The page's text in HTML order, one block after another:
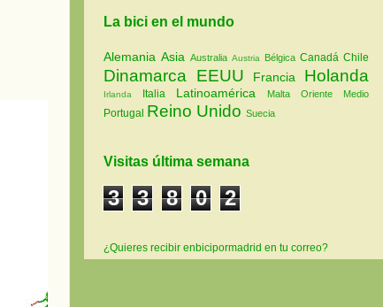
La bici en el mundo
Alemania Asia Australia Austria Bélgica Canadá Chile
Dinamarca EEUU Francia Holanda
Irlanda Italia Latinoamérica Malta Oriente Medio
Portugal Reino Unido Suecia
Visitas última semana
3 3 8 0 2
¿Quieres recibir enbicipormadrid en tu correo?